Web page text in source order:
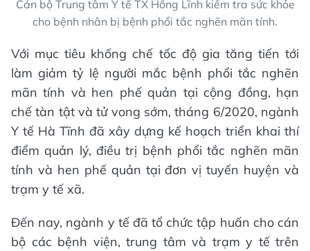
Cán bộ Trung tâm Y tế TX Hồng Lĩnh kiểm tra sức khỏe
cho bệnh nhân bị bệnh phổi tắc nghẽn mãn tính.
Với mục tiêu khống chế tốc độ gia tăng tiến tới
làm giảm tỷ lệ người mắc bệnh phổi tắc nghẽn
mãn tính và hen phế quản tại cộng đồng, hạn
chế tàn tật và tử vong sớm, tháng 6/2020, ngành
Y tế Hà Tĩnh đã xây dựng kế hoạch triển khai thí
điểm quản lý, điều trị bệnh phổi tắc nghẽn mãn
tính và hen phế quản tại đơn vị tuyến huyện và
trạm y tế xã.
Đến nay, ngành y tế đã tổ chức tập huấn cho cán
bộ các bệnh viện, trung tâm và trạm y tế trên